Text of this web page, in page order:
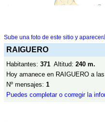
Sube una foto de este sitio y
RAIGUERO
Habitantes: 371 Altitud: 240 m.
Hoy amanece en RAIGUERO a las
Nº mensajes: 1
Puedes completar o corregir la